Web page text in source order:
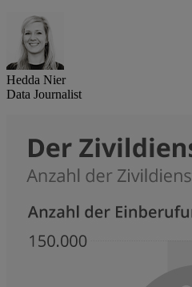
Hedda Nier
Data Journalist